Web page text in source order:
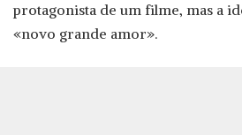
protagonista de um filme, mas a
«novo grande amor».